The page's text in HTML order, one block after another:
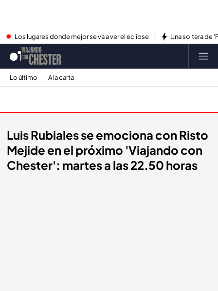
Los lugares donde mejor se va a ver el eclipse Una soltera de
Lo último A la carta
Luis Rubiales se emociona con Risto
Mejide en el próximo 'Viajando con
Chester': martes a las 22.50 horas